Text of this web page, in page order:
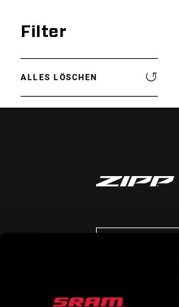
Filter
ALLES LÖSCHEN